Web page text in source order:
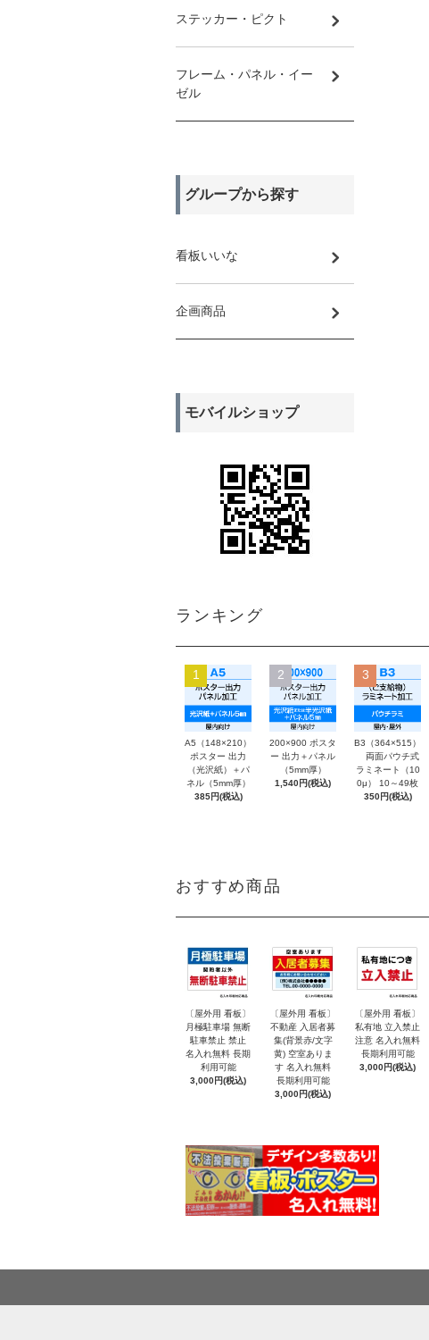
ステッカー・ピクト
フレーム・パネル・イー
ゼル
グループから探す
看板いいな
企画商品
モバイルショップ
ランキング
1
A5（148×210）
ポスター 出力
（光沢紙）＋パ
ネル（5mm厚）
385円(税込)
2
200×900 ポスタ
ー 出力＋パネル
（5mm厚）
1,540円(税込)
3
B3（364×515）
両面パウチ式
ラミネート（10
0μ） 10～49枚
350円(税込)
おすすめ商品
〔屋外用 看板〕
月極駐車場 無断
駐車禁止 禁止
名入れ無料 長期
利用可能
3,000円(税込)
〔屋外用 看板〕
不動産 入居者募
集(背景赤/文字
黄) 空室ありま
す 名入れ無料
長期利用可能
3,000円(税込)
〔屋外用 看板〕
私有地 立入禁止
注意 名入れ無料
長期利用可能
3,000円(税込)